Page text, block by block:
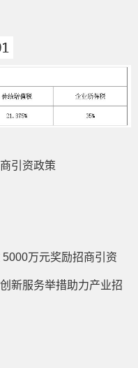
引资政策
万元奖励招商引资
新服务举措助力产业招